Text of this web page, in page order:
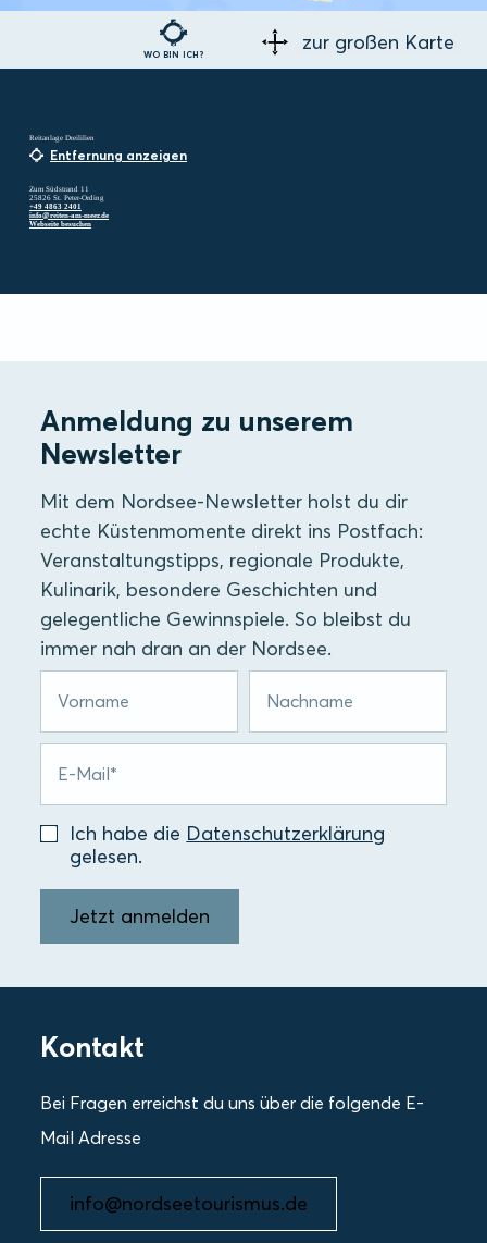
WO BIN ICH? zur großen Karte
Reitanlage Dreililien
Entfernung anzeigen
Zum Südstrand 11
25826 St. Peter-Ording
+49 4863 2401
info@reiten-am-meer.de
Webseite besuchen
Anmeldung zu unserem
Newsletter
Mit dem Nordsee-Newsletter holst du dir
echte Küstenmomente direkt ins Postfach:
Veranstaltungstipps, regionale Produkte,
Kulinarik, besondere Geschichten und
gelegentliche Gewinnspiele. So bleibst du
immer nah dran an der Nordsee.
Ich habe die Datenschutzerklärung
gelesen.
Jetzt anmelden
Kontakt
Bei Fragen erreichst du uns über die folgende E-
Mail Adresse
info@nordseetourismus.de